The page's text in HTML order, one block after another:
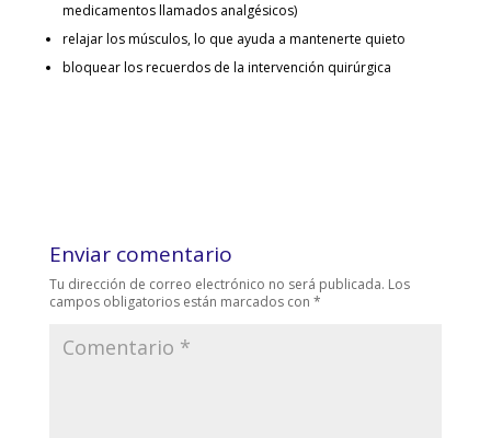
medicamentos llamados analgésicos)
relajar los músculos, lo que ayuda a mantenerte quieto
bloquear los recuerdos de la intervención quirúrgica
Enviar comentario
Tu dirección de correo electrónico no será publicada. Los
campos obligatorios están marcados con *